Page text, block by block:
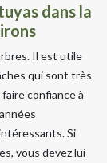
dans la
Il est utile
qui sont très
confiance à
Si
vous devez lui